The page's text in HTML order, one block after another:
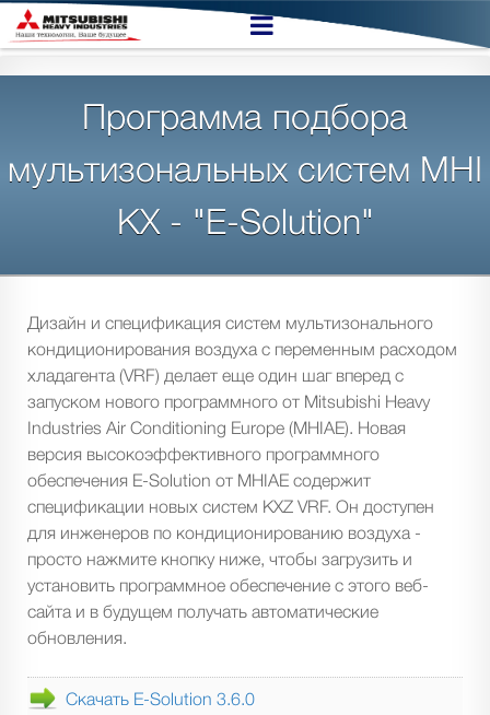
Программа подбора
мультизональных систем MHI
KX - "E-Solution"
Дизайн и спецификация систем мультизонального
кондиционирования воздуха с переменным расходом
хладагента (VRF) делает еще один шаг вперед с
запуском нового программного от Mitsubishi Heavy
Industries Air Conditioning Europe (MHIAE). Новая
версия высокоэффективного программного
обеспечения E-Solution от MHIAE содержит
спецификации новых систем KXZ VRF. Он доступен
для инженеров по кондиционированию воздуха -
просто нажмите кнопку ниже, чтобы загрузить и
установить программное обеспечение с этого веб-
сайта и в будущем получать автоматические
обновления.
Скачать E-Solution 3.6.0